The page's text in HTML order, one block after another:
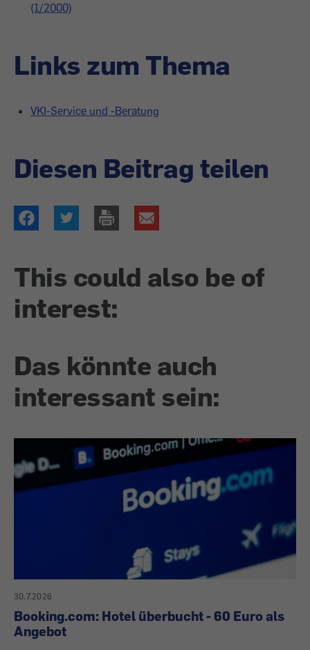
(1/2000)
Links zum Thema
VKI-Service und -Beratung
Diesen Beitrag teilen
This could also be of
interest:
Das könnte auch
interessant sein:
30.7.2026
Booking.com: Hotel überbucht - 60 Euro als
Angebot